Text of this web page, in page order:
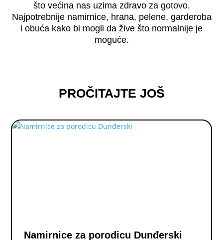
što većina nas uzima zdravo za gotovo.
Najpotrebnije namirnice, hrana, pelene, garderoba
i obuća kako bi mogli da žive što normalnije je
moguće.
PROČITAJTE JOŠ
Namirnice za porodicu Dunđerski